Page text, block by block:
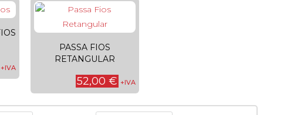
+IVA
PASSA FIOS
RETANGULAR
52,00 € +IVA